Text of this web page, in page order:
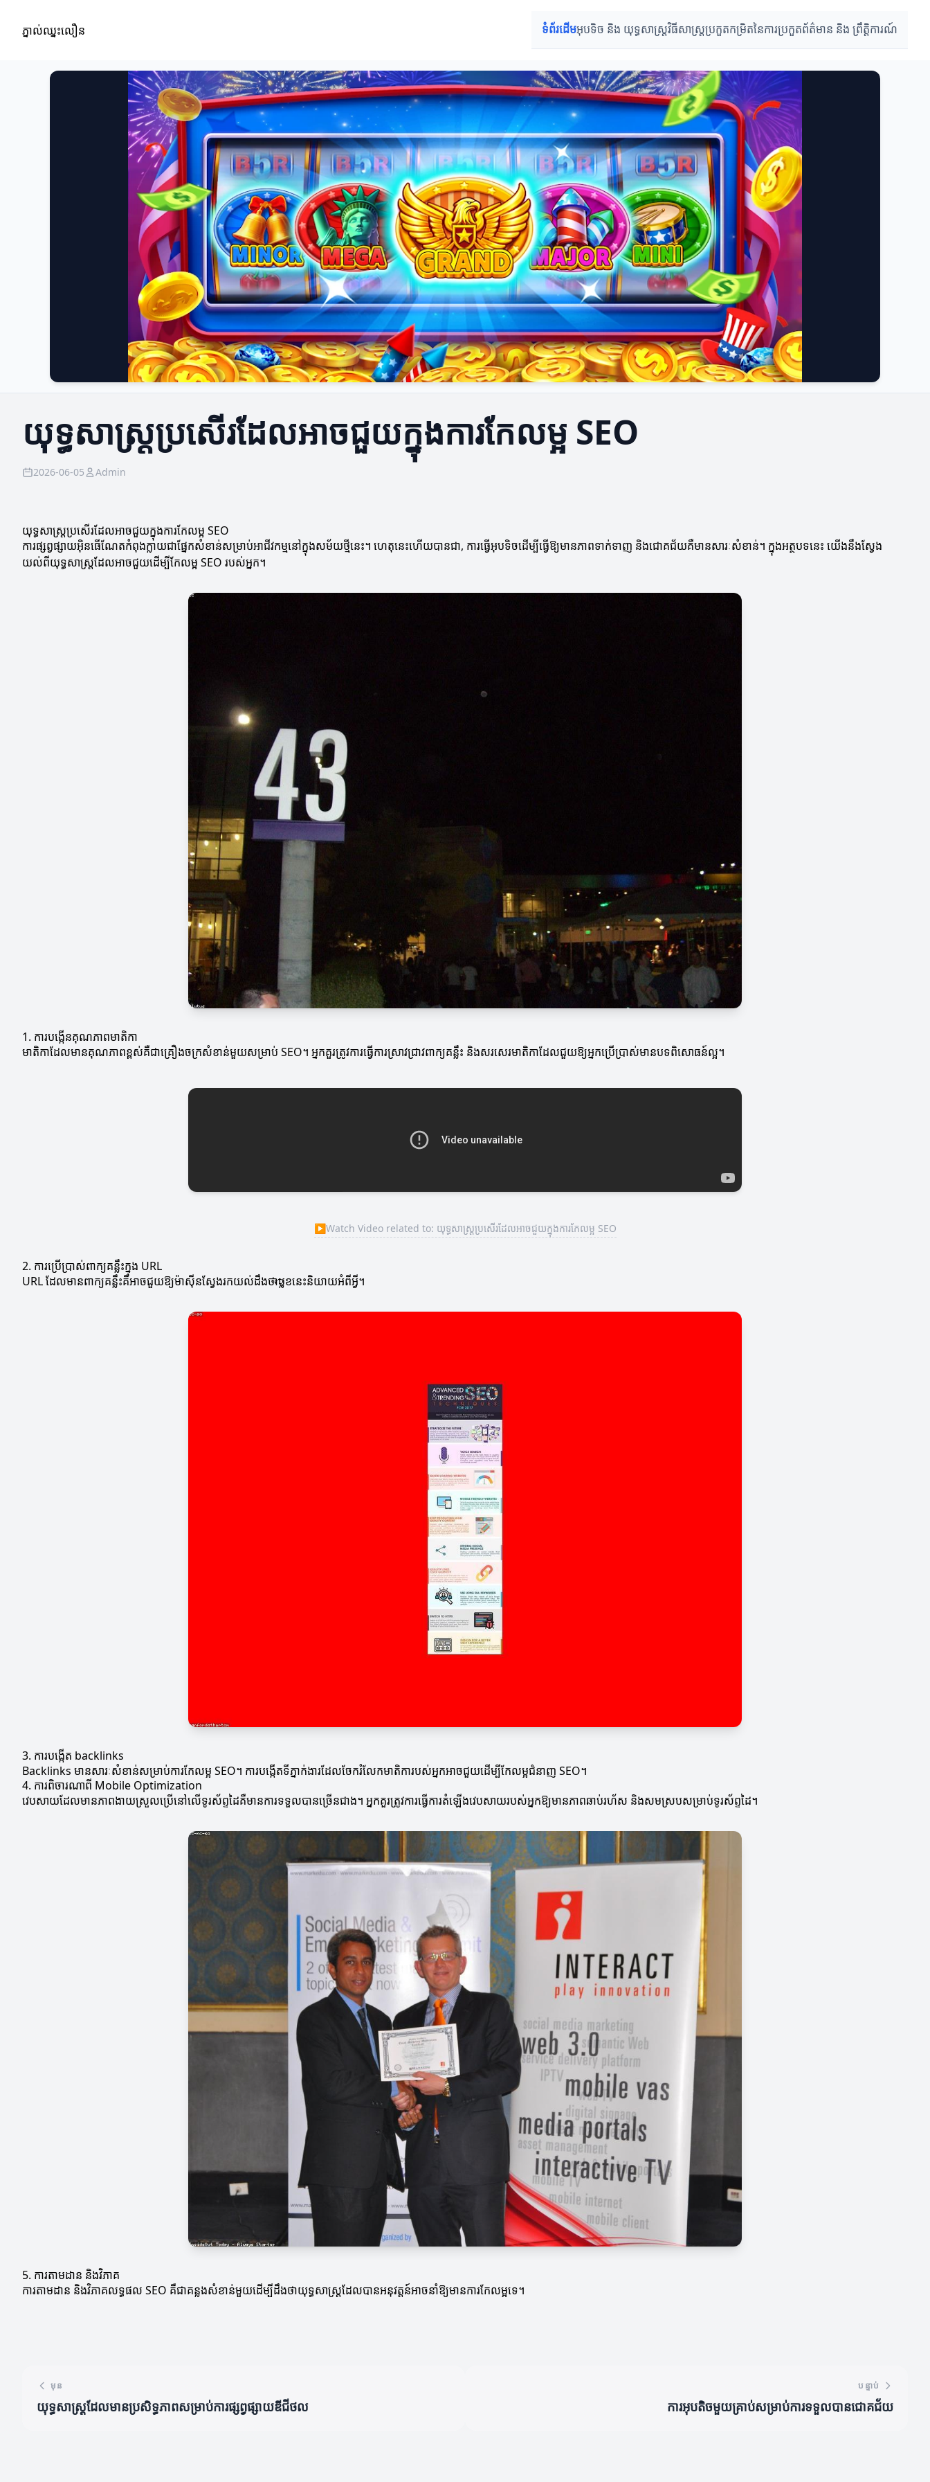
ភ្នាល់ឈ្នះលឿន ទំព័រដើមអុបទិច និង យុទ្ធសាស្ត្រវិធីសាស្ត្រប្រកួតកម្រិតនៃការប្រកួតព័ត៌មាន និង ព្រឹត្តិការណ៍
យុទ្ធសាស្ត្រប្រសើរដែលអាចជួយក្នុងការកែលម្អ SEO
2026-06-05 Admin
យុទ្ធសាស្ត្រប្រសើរដែលអាចជួយក្នុងការកែលម្អ SEO
ការផ្សព្វផ្សាយអ៊ិនធើណែតកំពុងក្លាយជាផ្នែកសំខាន់សម្រាប់អាជីវកម្មនៅក្នុងសម័យថ្មីនេះ។ ហេតុនេះហើយបានជា, ការធ្វើអុបទិចដើម្បីធ្វើឱ្យមានភាពទាក់ទាញ និងជោគជ័យគឺមានសារៈសំខាន់។ ក្នុងអត្ថបទនេះ យើងនឹងស្វែង
យល់ពីយុទ្ធសាស្ត្រដែលអាចជួយដើម្បីកែលម្អ SEO របស់អ្នក។
1. ការបង្កើនគុណភាពមាតិកា
មាតិកាដែលមានគុណភាពខ្ពស់គឺជាគ្រឿងចក្រ​សំខាន់មួយសម្រាប់ SEO។ អ្នកគួរត្រូវការធ្វើការស្រាវជ្រាវពាក្យគន្លឹះ និងសរសេរមាតិកាដែលជួយឱ្យអ្នកប្រើប្រាស់មានបទពិសោធន៍ល្អ។
▶Watch Video related to: យុទ្ធសាស្ត្រប្រសើរដែលអាចជួយក្នុងការកែលម្អ SEO
2. ការប្រើប្រាស់ពាក្យគន្លឹះក្នុង URL
URL ដែលមានពាក្យគន្លឹះគឺអាចជួយឱ្យម៉ាស៊ីនស្វែងរកយល់ដឹងថាប្លော့ខនេះនិយាយអំពីអ្វី។
3. ការបង្កើត backlinks
Backlinks មានសារៈសំខាន់សម្រាប់ការកែលម្អ SEO។ ការបង្កើតទីភ្នាក់ងារដែលចែករំលែកមាតិការបស់អ្នកអាចជួយដើម្បីកែលម្អជំនាញ SEO។
4. ការពិចារណាពី Mobile Optimization
វេបសាយដែលមានភាពងាយស្រួលប្រើនៅលើទូរស័ព្ទដៃគឺមានការទទួលបានច្រើនជាង។ អ្នកគួរត្រូវការធ្វើការតំឡើងវេបសាយរបស់អ្នកឱ្យមានភាពឆាប់រហ័ស និងសមស្របសម្រាប់ទូរស័ព្ទដៃ។
5. ការតាមដាន និងវិភាគ
ការតាមដាន និងវិភាគលទ្ធផល SEO គឺជាគន្លងសំខាន់មួយដើម្បីដឹងថាយុទ្ធសាស្ត្រ​ដែលបានអនុវត្តន៍អាចនាំឱ្យមានការកែលម្អទេ។
មុន
យុទ្ធសាស្ត្រដែលមានប្រសិទ្ធភាពសម្រាប់ការផ្សព្វផ្សាយឌីជីថល
បន្ទាប់
ការអុបតិចមួយគ្រាប់សម្រាប់ការទទួលបានជោគជ័យ